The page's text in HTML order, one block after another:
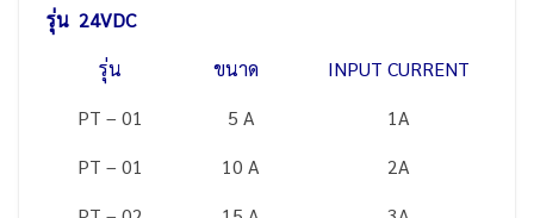
รุ่น 24VDC
รุ่น
ขนาด
INPUT CURRENT
PT – 01
5 A
1A
PT – 01
10 A
2A